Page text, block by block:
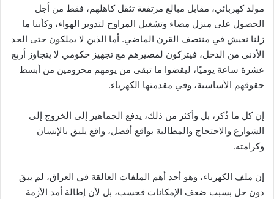
مولد كهربائي، مقابل مبالغ مرتفعة تثقل كاهلهم، فقط من أجل
الحصول على منزل مضاء وتشغيل المراوح لتدوير الهواء، وكأننا ما
زلنا نعيش في منتصف القرن الماضي. أما الذين لا يملكون حتى الحد
الأدنى من الدخل، فيتركون لمصيرهم مع تجهيز حكومي لا يتجاوز أربع
عشرة ساعة يوميًا، ليقضوا ما تبقى من يومهم محرومين من أبسط
حقوقهم الأساسية، وفي مقدمتها الكهرباء.
إن كل ما ذُكر، بل وأكثر من ذلك، يدفع الجماهير إلى الخروج إلى
الشوارع والاحتجاج والمطالبة بواقع أفضل، واقع يليق بالإنسان
وكرامته.
إن ملف الكهرباء، وهو أحد أهم الملفات العالقة في العراق، لم يبقَ
دون حل بسبب ضعف الإمكانات فحسب، بل لأن إطالة أمد الأزمة